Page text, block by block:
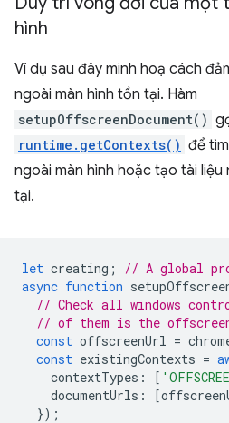
hình
Ví dụ sau đây minh hoạ cách
ngoài màn hình tồn tại. Hàm
setupOffscreenDocument()
runtime.getContexts() để
ngoài màn hình hoặc tạo tài
tại.
let creating ;
// A global
async function
// Check all windows
// of them is the
const offscreenUrl =
const existingContexts =
contextTypes : [
documentUrls : [
});